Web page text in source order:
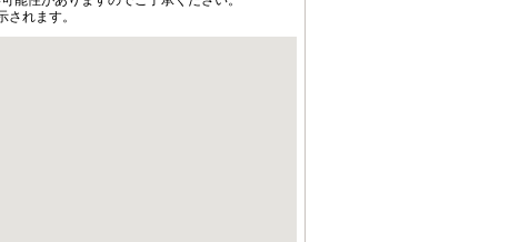
れます。